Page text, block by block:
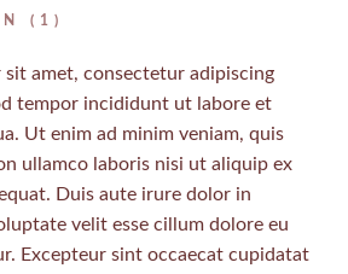
(1)
sit amet, consectetur adipiscing
tempor incididunt ut labore et
Ut enim ad minim veniam, quis
ullamco laboris nisi ut aliquip ex
Duis aute irure dolor in
velit esse cillum dolore eu
Excepteur sint occaecat cupidatat